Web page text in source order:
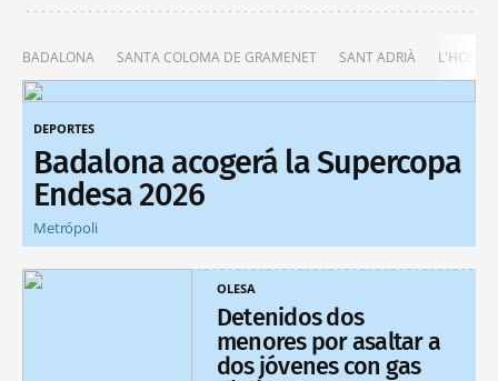
BADALONA SANTA COLOMA DE GRAMENET SANT ADRIÀ
DEPORTES
Badalona acogerá la Supercopa
Endesa 2026
Metrópoli
OLESA
Detenidos dos
menores por asaltar a
dos jóvenes con gas